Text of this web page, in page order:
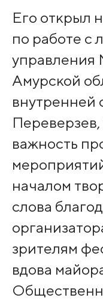
Его открыл
по работе с
Амурской
внутренней
важность
началом
слова
зрителям
вдова